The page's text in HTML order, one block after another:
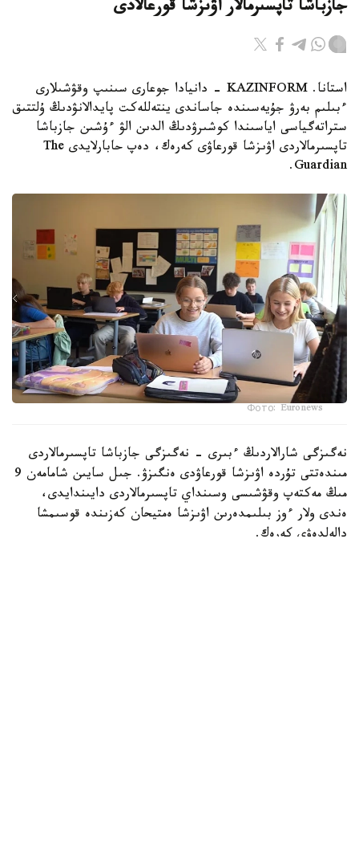
جازباشا تاپسىرمالار اۋىزشا قورعالادى
استانا. KAZINFORM - دانيادا جوعارى سىنىپ وقۋشىلارى
ءبىلىم بەرۋ جۇيەسىندە جاساندى ينتەللەكت پايدالانۋدىڭ ۇلتتىق
ستراتەگياسى اياسىندا كوشىرۋدىڭ الدىن الۋ ءۇشىن جازباشا
تاپسىرمالاردى اۋىزشا قورعاۋى كەرەك، دەپ حابارلايدى The
Guardian.
Фото: Euronews
نەگىزگى شارالاردىڭ ءبىرى - نەگىزگى جازباشا تاپسىرمالاردى
مىندەتتى تۇردە اۋىزشا قورعاۋدى ەنگىزۋ. جىل سايىن شامامەن 9
مىڭ مەكتەپ وقۋشىسى وسىنداي تاپسىرمالاردى دايىندايدى،
ەندى ولار ءوز بىلىمدەرىن اۋىزشا ەمتيحان كەزىندە قوسىمشا
دالەلدەۋى كەرەك.